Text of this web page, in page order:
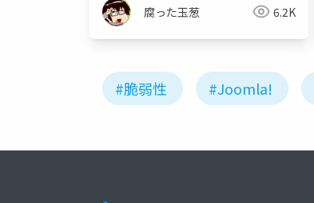
腐った玉葱 6.2K
#脆弱性 #Joomla!